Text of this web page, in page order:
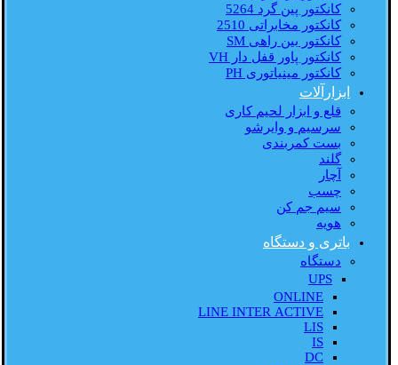
کانکتور پین گرد 5264
کانکتور مخابراتی 2510
کانکتور بین راهی SM
کانکتور پاور قفل دار VH
کانکتور مینیاتوری PH
ابزارآلات
قلع و ابزار لحیم کاری
سرسیم و وایرشو
بست کمربندی
گلند
آچار
چسب
سیم جم کن
هویه
باتری و دستگاه
دستگاه
UPS
ONLINE
LINE INTER ACTIVE
LIS
IS
DC